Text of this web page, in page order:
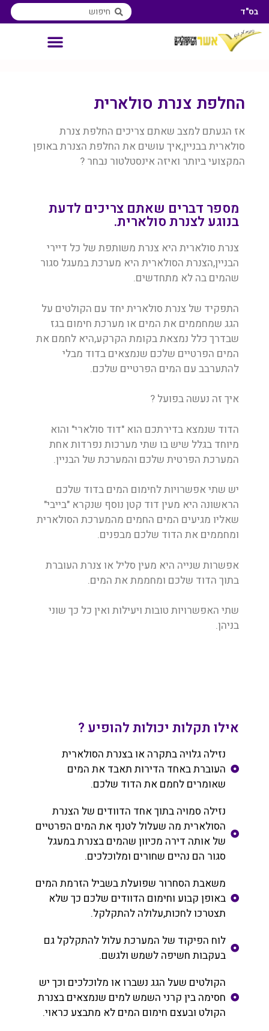
בס"ד
החלפת צנרת סולארית
אז הגעתם למצב שאתם צריכים החלפת צנרת
סולארית בבניין,איך עושים את החלפת הצנרת באופן
המקצועי ביותר ואיזה אינסטלטור נבחר ?
מספר דברים שאתם צריכים לדעת
בנוגע לצנרת סולארית.
צנרת סולארית היא צנרת משותפת של כל דיירי
הבניין,הצנרת הסולארית היא מערכת במעגל סגור
שהמים בה לא מתחדשים.
התפקיד של צנרת סולארית יחד עם הקולטים על
הגג שמחממים את המים או מערכת חימום בגז
שבדרך כלל נמצאת בקומת הקרקע,היא לחמם את
המים הפרטיים שלכם שנמצאים בדוד מבלי
להתערבב עם המים הפרטיים שלכם.
איך זה נעשה בפועל ?
הדוד שנמצא בדירתכם הוא "דוד סולארי" והוא
מיוחד בגלל שיש בו שתי מערכות נפרדות אחת
המערכת הפרטית שלכם והמערכת של הבניין.
יש שתי אפשרויות לחימום המים בדוד שלכם
הראשונה היא מעין דוד קטן נוסף שנקרא "בייבי"
שאליו מגיעים המים החמים מהמערכת הסולארית
ומחממים את הדוד שלכם מבפנים.
אפשרות שנייה היא מעין סליל או צנרת העוברת
בתוך הדוד שלכם ומחממת את המים.
שתי האפשרויות טובות ויעילות ואין כל כך שוני
בניהן.
אילו תקלות יכולות להופיע ?
נזילה גלויה בתקרה או בצנרת הסולארית
העוברת באחד הדירות תאבד את המים
שאומרים לחמם את הדוד שלכם.
נזילה סמויה בתוך אחד הדוודים של הצנרת
הסולארית מה שעלול לטנף את המים הפרטיים
של אותה דירה מכיוון שהמים בצנרת במעגל
סגור הם נהיים שחורים ומלוכלכים.
משאבת הסחרור שפועלת בשביל הזרמת המים
באופן קבוע וחימום הדוודים שלכם כך שלא
תצטרכו לחכות,עלולה להתקלקל.
לוח הפיקוד של המערכת עלול להתקלקל גם
בעקבות חשיפה לשמש ולגשם.
הקולטים שעל הגג נשברו או מלוכלכים וכך יש
חסימה בין קרני השמש למים שנמצאים בצנרת
הקולט ובעצם חימום המים לא מתבצע כראוי.